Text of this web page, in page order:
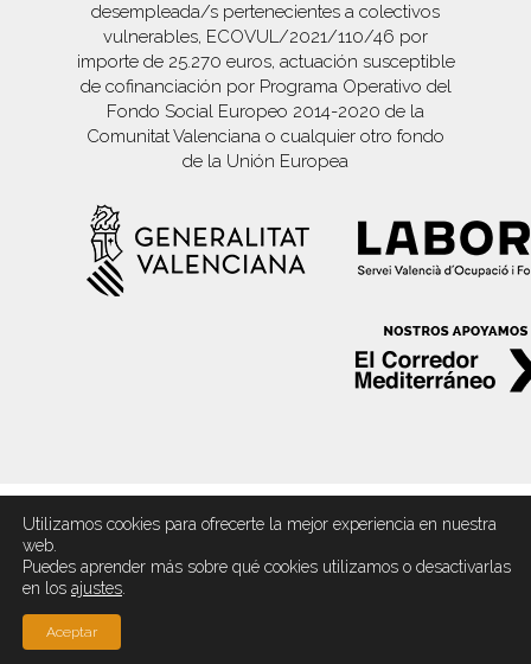
desempleada/s pertenecientes a colectivos
vulnerables, ECOVUL/2021/110/46 por
importe de 25.270 euros, actuación susceptible
de cofinanciación por Programa Operativo del
Fondo Social Europeo 2014-2020 de la
Comunitat Valenciana o cualquier otro fondo
de la Unión Europea
© 2026 Empresa Ignifugación. Pintura industrial.
Design by Andreoli Estudio
twitter
Utilizamos cookies para ofrecerte la mejor experiencia en nuestra
web.
Puedes aprender más sobre qué cookies utilizamos o desactivarlas
en los ajustes
Aceptar